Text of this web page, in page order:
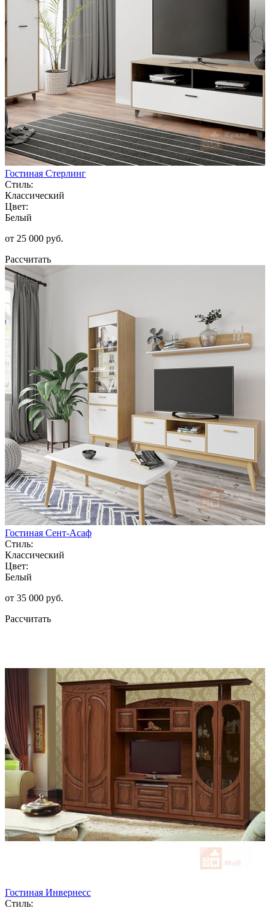
Гостиная Стерлинг
Стиль:
Классический
Цвет:
Белый
от 25 000 руб.
Рассчитать
Гостиная Сент-Асаф
Стиль:
Классический
Цвет:
Белый
от 35 000 руб.
Рассчитать
Гостиная Инвернесс
Стиль: